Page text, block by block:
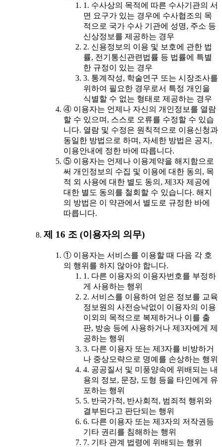
1. 수사상의 목적에 따른 수사기관의 서
면 요구가 있는 경우에 수사협조의 목
적으로 국가 수사 기관에 성명, 주소 등
신상정보를 제공하는 경우
2. 신용정보의 이용 및 보호에 관한 법
률, 전기통신관련법률 등 법률에 특별
한 규정이 있는 경우
3. 통계작성, 학술연구 또는 시장조사를
위하여 필요한 경우로서 특정 개인을
식별할 수 없는 형태로 제공하는 경우
④ 이용자는 언제나 자신의 개인정보를 열람
할 수 있으며, 스스로 오류를 수정할 수 있습
니다. 열람 및 수정은 원칙적으로 이용신청과
동일한 방법으로 하며, 자세한 방법은 공지,
이용안내에 정한 바에 따릅니다.
⑤ 이용자는 언제나 이용계약을 해지함으로
써 개인정보의 수집 및 이용에 대한 동의, 목
적 외 사용에 대한 별도 동의, 제3자 제공에
대한 별도 동의를 철회할 수 있습니다. 해지
의 방법은 이 약관에서 별도로 규정한 바에
따릅니다.
제 16 조 (이용자의 의무)
① 이용자는 서비스를 이용할 때 다음 각 호
의 행위를 하지 않아야 합니다.
1. 다른 이용자의 이용자번호를 부정하
게 사용하는 행위
2. 서비스를 이용하여 얻은 정보를 교육
정보원의 사전승낙없이 이용자의 이용
이외의 목적으로 복제하거나 이를 출
판, 방송 등에 사용하거나 제3자에게 제
공하는 행위
3. 다른 이용자 또는 제3자를 비방하거
나 중상모략으로 명예를 손상하는 행위
4. 공공질서 및 미풍양속에 위배되는 내
용의 정보, 문장, 도형 등을 타인에게 유
포하는 행위
5. 반국가적, 반사회적, 범죄적 행위와
결부된다고 판단되는 행위
6. 다른 이용자 또는 제3자의 저작권등
기타 권리를 침해하는 행위
7. 기타 관계 법령에 위배되는 행위